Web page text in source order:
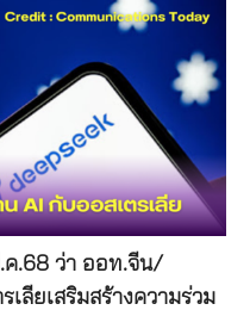
.ค.68 ว่า ออท.จีน/
เลียเสริมสร้างความร่วม